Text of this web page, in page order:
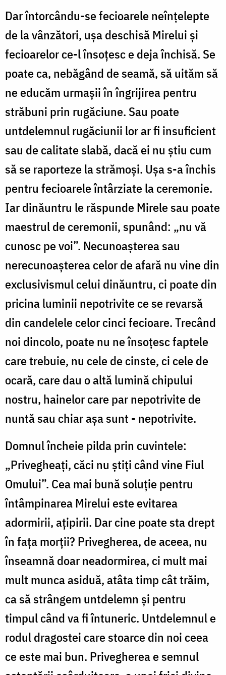
Dar întorcându-se fecioarele neînțelepte
de la vânzători, ușa deschisă Mirelui și
fecioarelor ce-l însoțesc e deja închisă. Se
poate ca, nebăgând de seamă, să uităm să
ne educăm urmașii în îngrijirea pentru
străbuni prin rugăciune. Sau poate
untdelemnul rugăciunii lor ar fi insuficient
sau de calitate slabă, dacă ei nu știu cum
să se raporteze la strămoși. Ușa s-a închis
pentru fecioarele întârziate la ceremonie.
Iar dinăuntru le răspunde Mirele sau poate
maestrul de ceremonii, spunând: „nu vă
cunosc pe voi”. Necunoașterea sau
nerecunoașterea celor de afară nu vine din
exclusivismul celui dinăuntru, ci poate din
pricina luminii nepotrivite ce se revarsă
din candelele celor cinci fecioare. Trecând
noi dincolo, poate nu ne însoțesc faptele
care trebuie, nu cele de cinste, ci cele de
ocară, care dau o altă lumină chipului
nostru, hainelor care par nepotrivite de
nuntă sau chiar așa sunt - nepotrivite.
Domnul încheie pilda prin cuvintele:
„Privegheați, căci nu știți când vine Fiul
Omului”. Cea mai bună soluție pentru
întâmpinarea Mirelui este evitarea
adormirii, ațipirii. Dar cine poate sta drept
în fața morții? Privegherea, de aceea, nu
înseamnă doar neadormirea, ci mult mai
mult munca asiduă, atâta timp cât trăim,
ca să strângem untdelemn și pentru
timpul când va fi întuneric. Untdelemnul e
rodul dragostei care stoarce din noi ceea
ce este mai bun. Privegherea e semnul